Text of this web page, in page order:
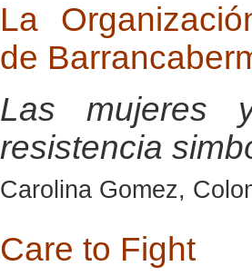
La
de
Las mujeres
resistencia
Carolina Gomez,
Care to Fight